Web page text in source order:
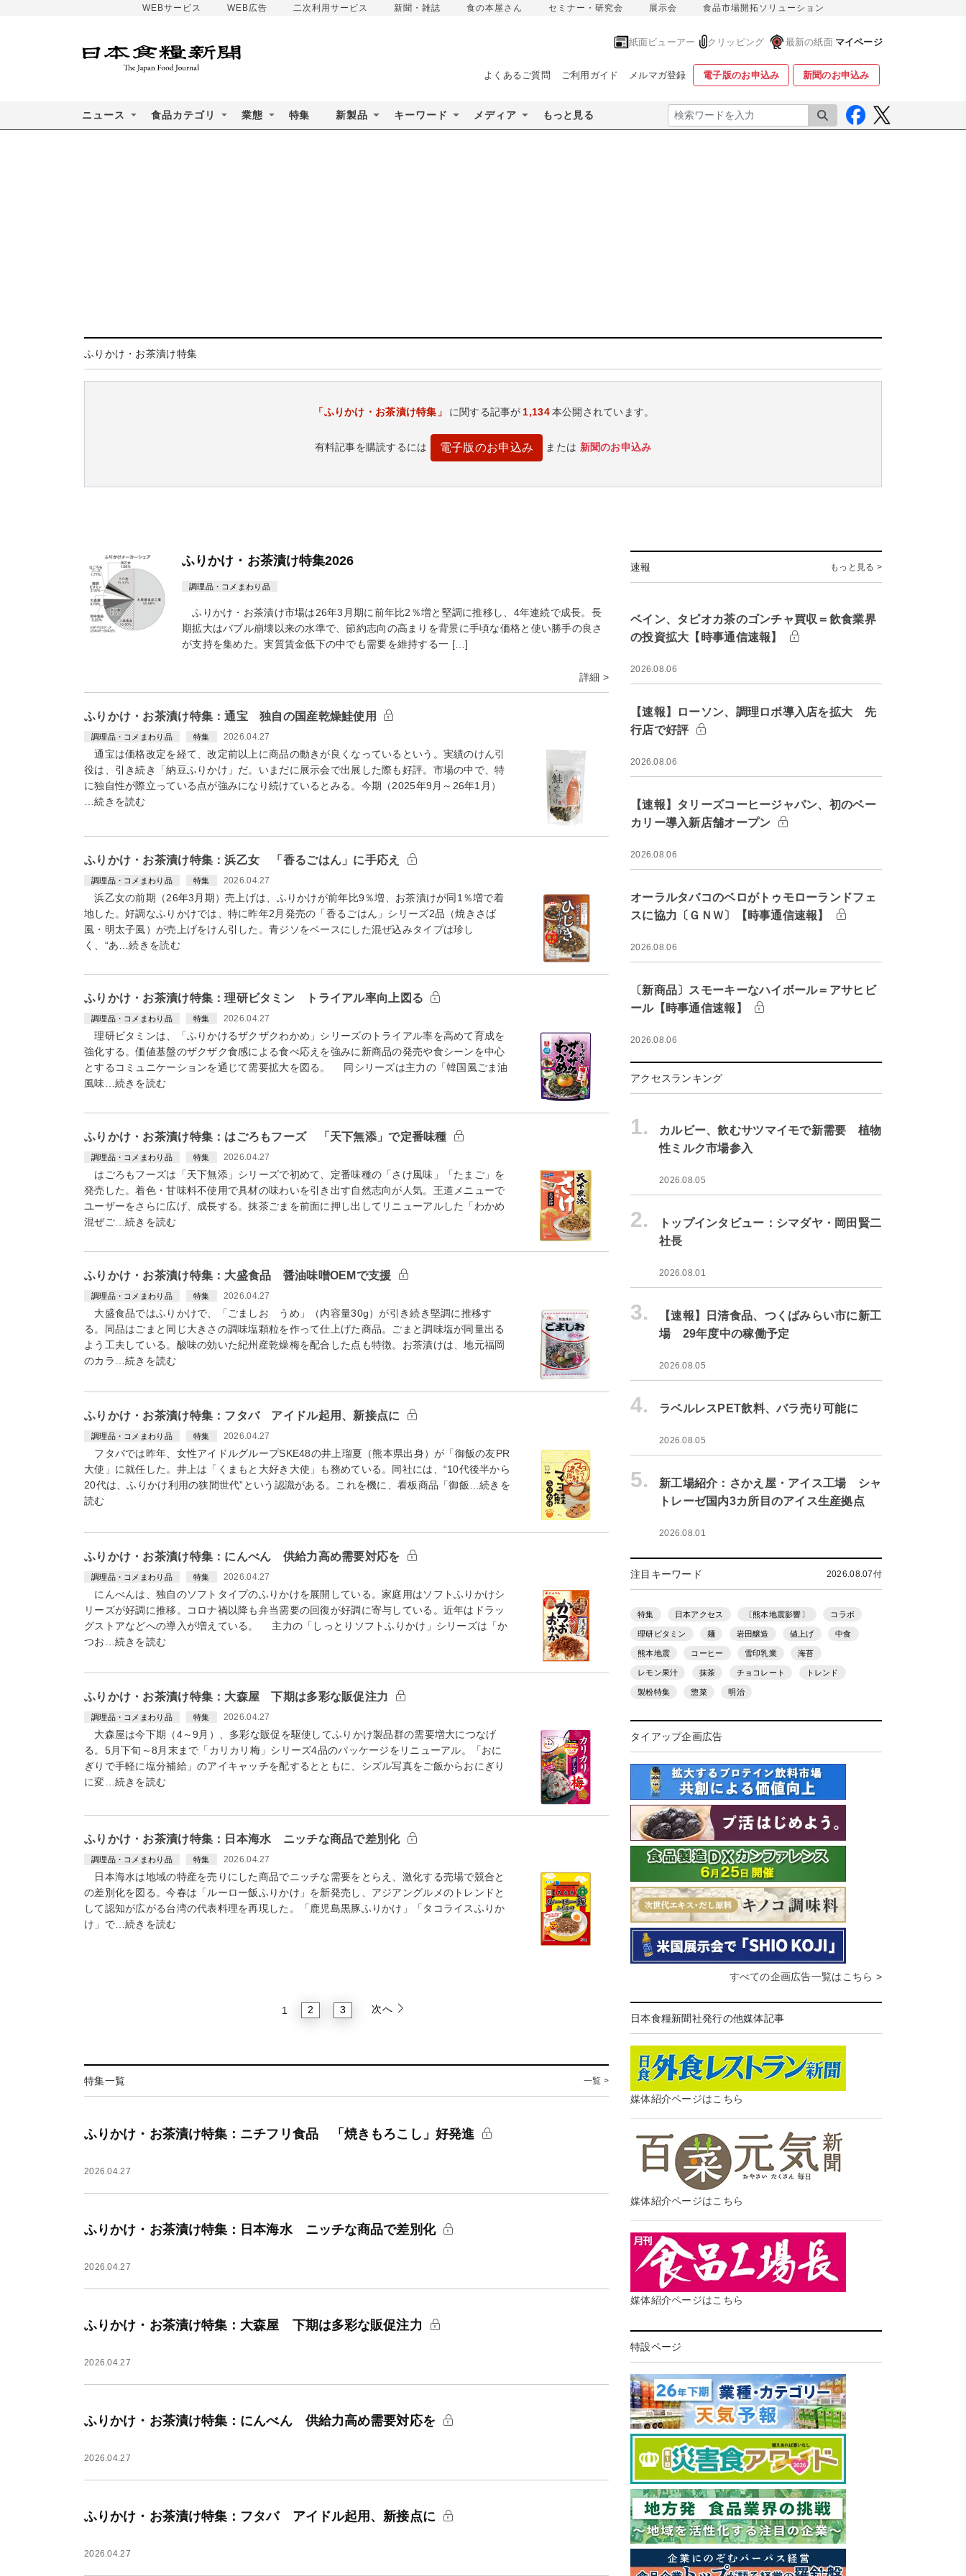
WEBサービス WEB広告 二次利用サービス 新聞・雑誌 食の本屋さん セミナー・研究会 展示会 食品市場開拓ソリューション
紙面ビューアー クリッピング 最新の紙面 マイページ
よくあるご質問 ご利用ガイド メルマガ登録 電子版のお申込み 新聞のお申込み
ニュース 食品カテゴリ 業態 特集 新製品 キーワード メディア もっと見る 検索
ふりかけ・お茶漬け特集
「ふりかけ・お茶漬け特集」 に関する記事が 1,134本公開されています。
有料記事を購読するには 電子版のお申込み または 新聞のお申込み
ふりかけ・お茶漬け特集2026
調理品・コメまわり品
ふりかけ・お茶漬け市場は26年3月期に前年比2％増と堅調に推移し、4年連続で成長。長
期拡大はバブル崩壊以来の水準で、節約志向の高まりを背景に手頃な価格と使い勝手の良さ
が支持を集めた。実質賃金低下の中でも需要を維持する一 […]
詳細 >
ふりかけ・お茶漬け特集：通宝 独自の国産乾燥鮭使用
調理品・コメまわり品 特集 2026.04.27
通宝は価格改定を経て、改定前以上に商品の動きが良くなっているという。実績のけん引
役は、引き続き「納豆ふりかけ」だ。いまだに展示会で出展した際も好評。市場の中で、特
に独自性が際立っている点が強みになり続けているとみる。今期（2025年9月～26年1月）
…続きを読む
ふりかけ・お茶漬け特集：浜乙女 「香るごはん」に手応え
調理品・コメまわり品 特集 2026.04.27
浜乙女の前期（26年3月期）売上げは、ふりかけが前年比9％増、お茶漬けが同1％増で着
地した。好調なふりかけでは、特に昨年2月発売の「香るごはん」シリーズ2品（焼きさば
風・明太子風）が売上げをけん引した。青ジソをベースにした混ぜ込みタイプは珍し
く、“あ…続きを読む
ふりかけ・お茶漬け特集：理研ビタミン トライアル率向上図る
調理品・コメまわり品 特集 2026.04.27
理研ビタミンは、「ふりかけるザクザクわかめ」シリーズのトライアル率を高めて育成を
強化する。価値基盤のザクザク食感による食べ応えを強みに新商品の発売や食シーンを中心
とするコミュニケーションを通じて需要拡大を図る。 同シリーズは主力の「韓国風ごま油
風味…続きを読む
ふりかけ・お茶漬け特集：はごろもフーズ 「天下無添」で定番味種
調理品・コメまわり品 特集 2026.04.27
はごろもフーズは「天下無添」シリーズで初めて、定番味種の「さけ風味」「たまご」を
発売した。着色・甘味料不使用で具材の味わいを引き出す自然志向が人気。王道メニューで
ユーザーをさらに広げ、成長する。抹茶ごまを前面に押し出してリニューアルした「わかめ
混ぜご…続きを読む
ふりかけ・お茶漬け特集：大盛食品 醤油味噌OEMで支援
調理品・コメまわり品 特集 2026.04.27
大盛食品ではふりかけで、「ごましお うめ」（内容量30g）が引き続き堅調に推移す
る。同品はごまと同じ大きさの調味塩顆粒を作って仕上げた商品。ごまと調味塩が同量出る
よう工夫している。酸味の効いた紀州産乾燥梅を配合した点も特徴。お茶漬けは、地元福岡
のカラ…続きを読む
ふりかけ・お茶漬け特集：フタバ アイドル起用、新接点に
調理品・コメまわり品 特集 2026.04.27
フタバでは昨年、女性アイドルグループSKE48の井上瑠夏（熊本県出身）が「御飯の友PR
大使」に就任した。井上は「くまもと大好き大使」も務めている。同社には、“10代後半から
20代は、ふりかけ利用の狭間世代”という認識がある。これを機に、看板商品「御飯…続きを
読む
ふりかけ・お茶漬け特集：にんべん 供給力高め需要対応を
調理品・コメまわり品 特集 2026.04.27
にんべんは、独自のソフトタイプのふりかけを展開している。家庭用はソフトふりかけシ
リーズが好調に推移。コロナ禍以降も弁当需要の回復が好調に寄与している。近年はドラッ
グストアなどへの導入が増えている。 主力の「しっとりソフトふりかけ」シリーズは「か
つお…続きを読む
ふりかけ・お茶漬け特集：大森屋 下期は多彩な販促注力
調理品・コメまわり品 特集 2026.04.27
大森屋は今下期（4～9月）、多彩な販促を駆使してふりかけ製品群の需要増大につなげ
る。5月下旬～8月末まで「カリカリ梅」シリーズ4品のパッケージをリニューアル。「おに
ぎりで手軽に塩分補給」のアイキャッチを配するとともに、シズル写真をご飯からおにぎり
に変…続きを読む
ふりかけ・お茶漬け特集：日本海水 ニッチな商品で差別化
調理品・コメまわり品 特集 2026.04.27
日本海水は地域の特産を売りにした商品でニッチな需要をとらえ、激化する売場で競合と
の差別化を図る。今春は「ルーロー飯ふりかけ」を新発売し、アジアングルメのトレンドと
して認知が広がる台湾の代表料理を再現した。「鹿児島黒豚ふりかけ」「タコライスふりか
け」で…続きを読む
1 2 3 次へ
特集一覧 一覧 >
ふりかけ・お茶漬け特集：ニチフリ食品 「焼きもろこし」好発進
2026.04.27
ふりかけ・お茶漬け特集：日本海水 ニッチな商品で差別化
2026.04.27
ふりかけ・お茶漬け特集：大森屋 下期は多彩な販促注力
2026.04.27
ふりかけ・お茶漬け特集：にんべん 供給力高め需要対応を
2026.04.27
ふりかけ・お茶漬け特集：フタバ アイドル起用、新接点に
2026.04.27
速報 もっと見る >
ベイン、タピオカ茶のゴンチャ買収＝飲食業界
の投資拡大【時事通信速報】
2026.08.06
【速報】ローソン、調理ロボ導入店を拡大 先
行店で好評
2026.08.06
【速報】タリーズコーヒージャパン、初のベー
カリー導入新店舗オープン
2026.08.06
オーラルタバコのベロがトゥモローランドフェ
スに協力〔ＧＮＷ〕【時事通信速報】
2026.08.06
〔新商品〕スモーキーなハイボール＝アサヒビ
ール【時事通信速報】
2026.08.06
アクセスランキング
1.
カルビー、飲むサツマイモで新需要 植物
性ミルク市場参入
2026.08.05
2.
トップインタビュー：シマダヤ・岡田賢二
社長
2026.08.01
3.
【速報】日清食品、つくばみらい市に新工
場 29年度中の稼働予定
2026.08.05
4. ラベルレスPET飲料、バラ売り可能に
2026.08.05
5.
新工場紹介：さかえ屋・アイス工場 シャ
トレーゼ国内3カ所目のアイス生産拠点
2026.08.01
注目キーワード 2026.08.07付
特集 日本アクセス 〔熊本地震影響〕 コラボ
理研ビタミン 麺 岩田醸造 値上げ 中食
熊本地震 コーヒー 雪印乳業 海苔
レモン果汁 抹茶 チョコレート トレンド
製粉特集 惣菜 明治
タイアップ企画広告
すべての企画広告一覧はこちら >
日本食糧新聞社発行の他媒体記事
媒体紹介ページはこちら
媒体紹介ページはこちら
媒体紹介ページはこちら
特設ページ